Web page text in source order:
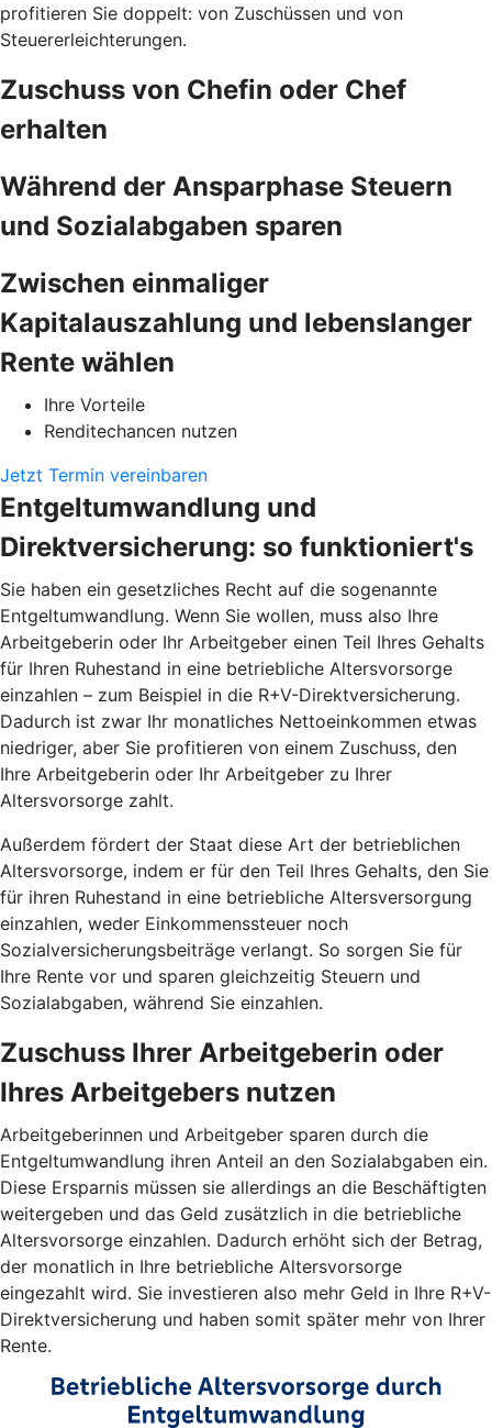
profitieren Sie doppelt: von Zuschüssen und von
Steuererleichterungen.
Zuschuss von Chefin oder Chef
erhalten
Während der Ansparphase Steuern
und Sozialabgaben sparen
Zwischen einmaliger
Kapitalauszahlung und lebenslanger
Rente wählen
Ihre Vorteile
Renditechancen nutzen
Jetzt Termin vereinbaren
Entgeltumwandlung und
Direktversicherung: so funktioniert's
Sie haben ein gesetzliches Recht auf die sogenannte
Entgeltumwandlung. Wenn Sie wollen, muss also Ihre
Arbeitgeberin oder Ihr Arbeitgeber einen Teil Ihres Gehalts
für Ihren Ruhestand in eine betriebliche Altersvorsorge
einzahlen – zum Beispiel in die R+V-Direktversicherung.
Dadurch ist zwar Ihr monatliches Nettoeinkommen etwas
niedriger, aber Sie profitieren von einem Zuschuss, den
Ihre Arbeitgeberin oder Ihr Arbeitgeber zu Ihrer
Altersvorsorge zahlt.
Außerdem fördert der Staat diese Art der betrieblichen
Altersvorsorge, indem er für den Teil Ihres Gehalts, den Sie
für ihren Ruhestand in eine betriebliche Altersversorgung
einzahlen, weder Einkommenssteuer noch
Sozialversicherungsbeiträge verlangt. So sorgen Sie für
Ihre Rente vor und sparen gleichzeitig Steuern und
Sozialabgaben, während Sie einzahlen.
Zuschuss Ihrer Arbeitgeberin oder
Ihres Arbeitgebers nutzen
Arbeitgeberinnen und Arbeitgeber sparen durch die
Entgeltumwandlung ihren Anteil an den Sozialabgaben ein.
Diese Ersparnis müssen sie allerdings an die Beschäftigten
weitergeben und das Geld zusätzlich in die betriebliche
Altersvorsorge einzahlen. Dadurch erhöht sich der Betrag,
der monatlich in Ihre betriebliche Altersvorsorge
eingezahlt wird. Sie investieren also mehr Geld in Ihre R+V-
Direktversicherung und haben somit später mehr von Ihrer
Rente.